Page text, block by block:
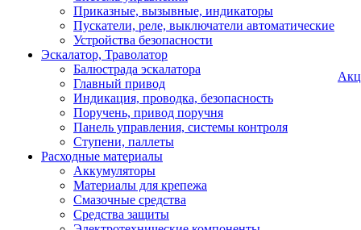
Приказные, вызывные, индикаторы
Пускатели, реле, выключатели автоматические
Устройства безопасности
Эскалатор, Траволатор
Балюстрада эскалатора
Главный привод
Индикация, проводка, безопасность
Поручень, привод поручня
Панель управления, системы контроля
Ступени, паллеты
Расходные материалы
Аккумуляторы
Материалы для крепежа
Смазочные средства
Средства защиты